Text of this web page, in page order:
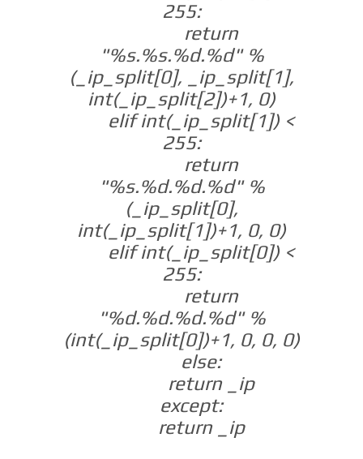
255:
return
"%s.%s.%d.%d" %
(_ip_split[0], _ip_split[1],
int(_ip_split[2])+1, 0)
elif int(_ip_split[1]) <
255:
return
"%s.%d.%d.%d" %
(_ip_split[0],
int(_ip_split[1])+1, 0, 0)
elif int(_ip_split[0]) <
255:
return
"%d.%d.%d.%d" %
(int(_ip_split[0])+1, 0, 0, 0)
else:
return _ip
except:
return _ip